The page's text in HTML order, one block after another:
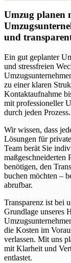
Umzug planen
und
Ein gut geplanter
und stressfreien
zu einer klaren
Kontaktaufnahme
mit professioneller
durch jeden Prozess.
Wir wissen, dass
Lösungen für
Team berät Sie
maßgeschneiderten
benötigen, den
buchen möchten –
abrufbar.
Transparenz ist bei
Grundlage unseres
die Kosten im
verlassen. Mit uns
mit Klarheit und
entlastet.